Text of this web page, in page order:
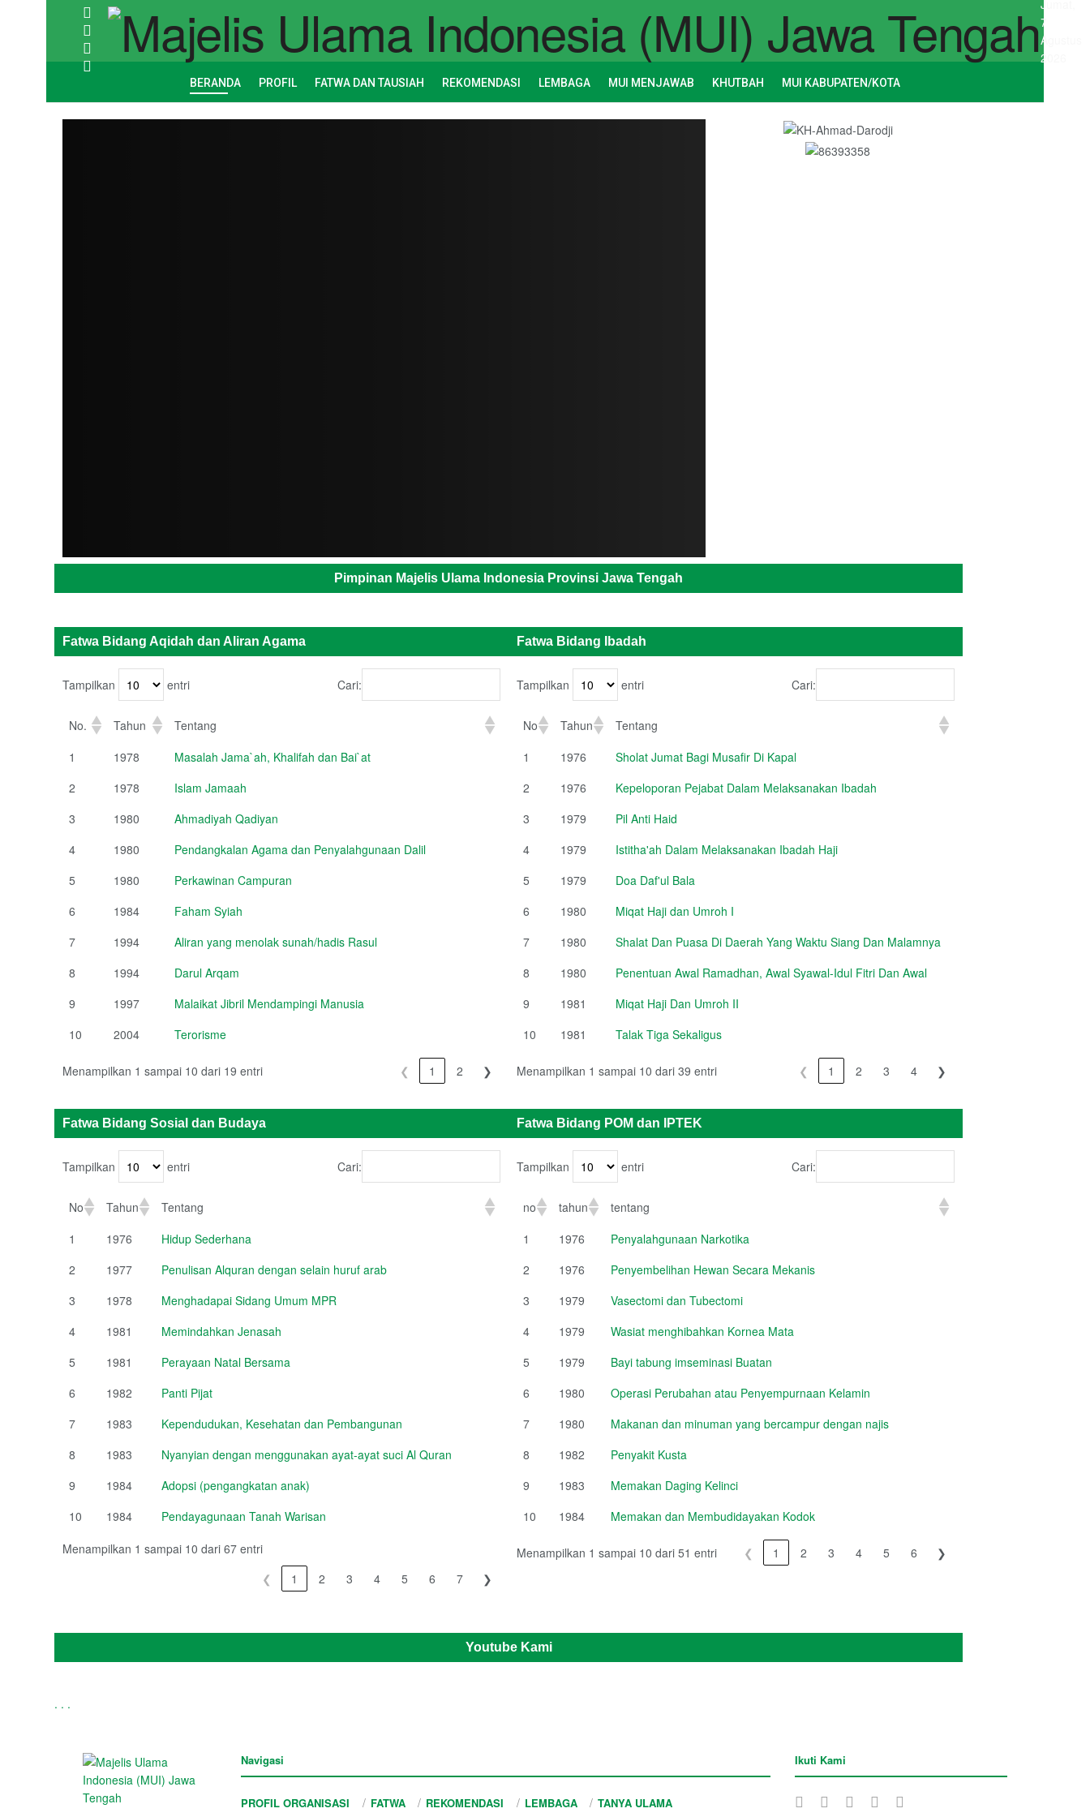
Jumat,
7
Agustus
2026
BERANDA PROFIL FATWA DAN TAUSIAH REKOMENDASI LEMBAGA MUI MENJAWAB KHUTBAH MUI KABUPATEN/KOTA
Pimpinan Majelis Ulama Indonesia Provinsi Jawa Tengah
Fatwa Bidang Aqidah dan Aliran Agama Fatwa Bidang Ibadah
Tampilkan entri Cari:
No. Tahun
Tentang
1
1978
Masalah Jama`ah, Khalifah dan Bai`at
2
1978
Islam Jamaah
3
1980
Ahmadiyah Qadiyan
4
1980
Pendangkalan Agama dan Penyalahgunaan Dalil
5
1980
Perkawinan Campuran
6
1984
Faham Syiah
7
1994
Aliran yang menolak sunah/hadis Rasul
8
1994
Darul Arqam
9
1997
Malaikat Jibril Mendampingi Manusia
10
2004 Terorisme
Menampilkan 1 sampai 10 dari 19 entri ❮ 1 2 ❯
Tampilkan entri Cari:
No Tahun
Tentang
No
Tahun Tentang
1 1976
Sholat Jumat Bagi Musafir Di Kapal
2
1976
Kepeloporan Pejabat Dalam Melaksanakan Ibadah
3
1979
Pil Anti Haid
4
1979
Istitha'ah Dalam Melaksanakan Ibadah Haji
5
1979
Doa Daf'ul Bala
6
1980
Miqat Haji dan Umroh I
7
1980
Shalat Dan Puasa Di Daerah Yang Waktu Siang Dan Malamnya
8
1980
Penentuan Awal Ramadhan, Awal Syawal-Idul Fitri Dan Awal
9
1981
Miqat Haji Dan Umroh II
10
1981 Talak Tiga Sekaligus
Menampilkan 1 sampai 10 dari 39 entri ❮ 1 2 3 4 ❯
Fatwa Bidang Sosial dan Budaya Fatwa Bidang POM dan IPTEK
Tampilkan entri Cari:
No Tahun
Tentang
1
1976
Hidup Sederhana
2
1977
Penulisan Alquran dengan selain huruf arab
3
1978
Menghadapai Sidang Umum MPR
4
1981
Memindahkan Jenasah
5
1981
Perayaan Natal Bersama
6
1982
Panti Pijat
7
1983
Kependudukan, Kesehatan dan Pembangunan
8
1983
Nyanyian dengan menggunakan ayat-ayat suci Al Quran
9
1984
Adopsi (pengangkatan anak)
10
1984
Pendayagunaan Tanah Warisan
Menampilkan 1 sampai 10 dari 67 entri
❮
1 2 3 4 5 6 7 ❯
Tampilkan entri Cari:
no tahun
tentang
1
1976
Penyalahgunaan Narkotika
2
1976
Penyembelihan Hewan Secara Mekanis
3
1979
Vasectomi dan Tubectomi
4
1979
Wasiat menghibahkan Kornea Mata
5
1979
Bayi tabung imseminasi Buatan
6
1980
Operasi Perubahan atau Penyempurnaan Kelamin
7
1980
Makanan dan minuman yang bercampur dengan najis
8
1982
Penyakit Kusta
9
1983
Memakan Daging Kelinci
10
1984 Memakan dan Membudidayakan Kodok
Menampilkan 1 sampai 10 dari 51 entri ❮ 1 2 3 4 5 6 ❯
Youtube Kami
. . .
Navigasi
PROFIL ORGANISASI FATWA REKOMENDASI LEMBAGA TANYA ULAMA
Ikuti Kami